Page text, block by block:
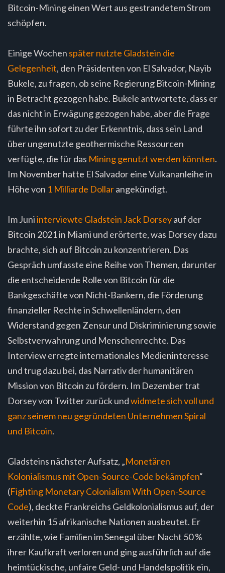
Bitcoin-Mining einen Wert aus gestrandetem Strom
schöpfen.
Einige Wochen später nutzte Gladstein die
Gelegenheit, den Präsidenten von El Salvador, Nayib
Bukele, zu fragen, ob seine Regierung Bitcoin-Mining
in Betracht gezogen habe. Bukele antwortete, dass er
das nicht in Erwägung gezogen habe, aber die Frage
führte ihn sofort zu der Erkenntnis, dass sein Land
über ungenutzte geothermische Ressourcen
verfügte, die für das Mining genutzt werden könnten.
Im November hatte El Salvador eine Vulkananleihe in
Höhe von 1 Milliarde Dollarangekündigt.
Im Juniinterviewte Gladstein Jack Dorseyauf der
Bitcoin 2021 in Miami und erörterte, was Dorsey dazu
brachte, sich auf Bitcoin zu konzentrieren. Das
Gespräch umfasste eine Reihe von Themen, darunter
die entscheidende Rolle von Bitcoin für die
Bankgeschäfte von Nicht-Bankern, die Förderung
finanzieller Rechte in Schwellenländern, den
Widerstand gegen Zensur und Diskriminierung sowie
Selbstverwahrung und Menschenrechte. Das
Interview erregte internationales Medieninteresse
und trug dazu bei, das Narrativ der humanitären
Mission von Bitcoin zu fördern. Im Dezember trat
Dorsey von Twitter zurück undwidmete sich voll und
ganz seinem neu gegründeten Unternehmen Spiral
und Bitcoin.
Gladsteins nächster Aufsatz, „Monetären
Kolonialismus mit Open-Source-Code bekämpfen“
(Fighting Monetary Colonialism With Open-Source
Code), deckte Frankreichs Geldkolonialismus auf, der
weiterhin 15 afrikanische Nationen ausbeutet. Er
erzählte, wie Familien im Senegal über Nacht 50 %
ihrer Kaufkraft verloren und ging ausführlich auf die
heimtückische, unfaire Geld- und Handelspolitik ein,